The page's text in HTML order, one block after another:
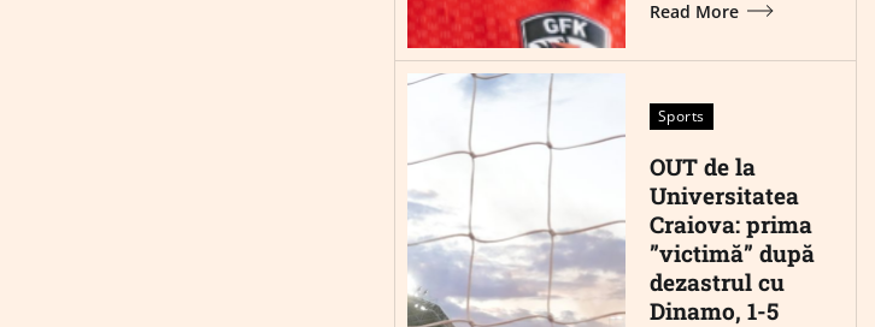
Read More
Sports
OUT de la
Universitatea
Craiova: prima
”victimă” după
dezastrul cu
Dinamo, 1-5